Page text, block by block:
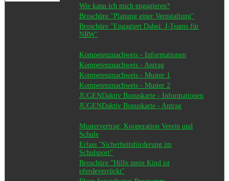
Wie kann ich mich engagieren?
Broschüre "Planung einer Vernstaltung"
Broschüre "Engagiert Dabei: J-Teams für
NRW"
Kompetenznachweis - Informationen
Kompetenznachweis - Antrag
Kompetenznachweis - Muster 1
Kompetenznachweis - Muster 2
JUGENDaktiv Bonuskarte - Informationen
JUGENDaktiv Bonuskarte - Antrag
Mustervertrag: Kooperation Verein und
Schule
Erlass "Sicherheitsförderung im
Schulsport"
Broschüre "Hilfe mein Kind ist
pferdeverrückt"